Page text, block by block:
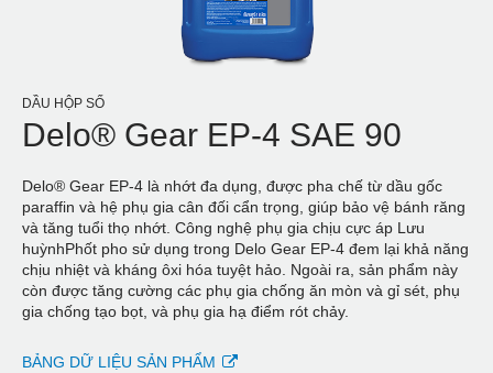
DẦU HỘP SỐ
Delo® Gear EP-4 SAE 90
Delo® Gear EP-4 là nhớt đa dụng, được pha chế từ dầu gốc
paraffin và hệ phụ gia cân đối cẩn trọng, giúp bảo vệ bánh răng
và tăng tuổi thọ nhớt. Công nghệ phụ gia chịu cực áp Lưu
huỳnhPhốt pho sử dụng trong Delo Gear EP-4 đem lại khả năng
chịu nhiệt và kháng ôxi hóa tuyệt hảo. Ngoài ra, sản phẩm này
còn được tăng cường các phụ gia chống ăn mòn và gỉ sét, phụ
gia chống tạo bọt, và phụ gia hạ điểm rót chảy.
BẢNG DỮ LIỆU SẢN PHẨM